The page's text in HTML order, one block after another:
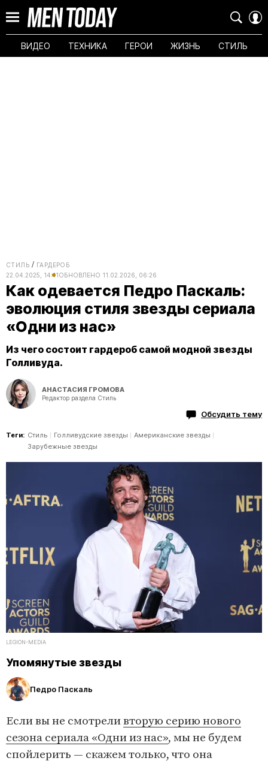
ВИДЕО ТЕХНИКА ГЕРОИ ЖИЗНЬ СТИЛЬ
СТИЛЬ
ГАРДЕРОБ
22.04.2025, 14:11ОБНОВЛЕНО 11.02.2026, 06:26
Как одевается Педро Паскаль:
эволюция стиля звезды сериала
«Одни из нас»
Из чего состоит гардероб самой модной звезды
Голливуда.
АНАСТАСИЯ ГРОМОВА
Редактор раздела Стиль
Обсудить тему
Теги: Стиль Голливудские звезды
Американские звезды
Зарубежные звезды
LEGION-MEDIA
Упомянутые звезды
Педро Паскаль
Если вы не смотреливторую серию нового
сезона сериала «Одни из нас», мы не будем
спойлерить — скажем только, что она